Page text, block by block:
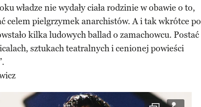
władze nie wydały ciała rodzinie w obawie o to,
celem pielgrzymek anarchistów. A i tak wkrótce po
kilka ludowych ballad o zamachowcu. Postać
sztukach teatralnych i cenionej powieści